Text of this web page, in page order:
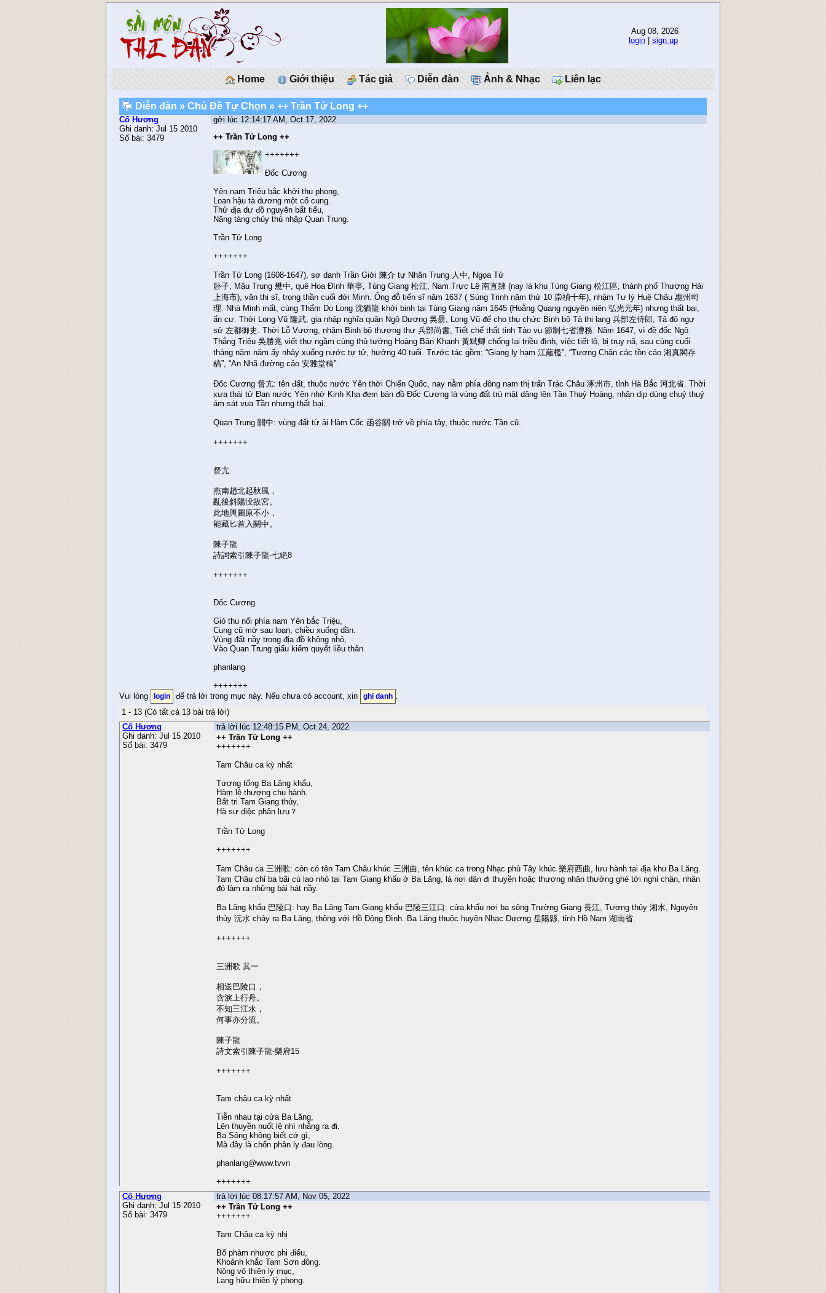
Aug 08, 2026
login
sign up
Home Giới thiệu Tác giả Diễn đàn Ảnh & Nhạc Liên lạc
Diễn đàn »Chủ Ðề Tự Chọn » ++ Trần Tử Long ++
Cố Hương
Ghi danh: Jul 15 2010
Số bài: 3479
gởi lúc 12:14:17 AM, Oct 17, 2022
++ Trần Tử Long ++
+++++++
Đốc Cương
Yên nam Triệu bắc khởi thu phong,
Loạn hậu tà dương một cố cung.
Thử địa dư đồ nguyên bất tiểu,
Năng tàng chủy thủ nhập Quan Trung.
Trần Tử Long
+++++++
Trần Tử Long (1608-1647), sơ danh Trần Giới 陳介 tự Nhân Trung 人中, Ngọa Tử
卧子, Mậu Trung 懋中, quê Hoa Đình 華亭, Tùng Giang 松江, Nam Trực Lệ 南直隸 (nay là khu Tùng Giang 松江區, thành phố Thượng Hải
上海市), văn thi sĩ, trọng thần cuối đời Minh. Ông đỗ tiến sĩ năm 1637 ( Sùng Trinh năm thứ 10 崇禎十年), nhậm Tư lý Huệ Châu 惠州司
理. Nhà Minh mất, cùng Thẩm Do Long 沈猶龍 khởi binh tại Tùng Giang năm 1645 (Hoằng Quang nguyên niên 弘光元年) nhưng thất bại,
ẩn cư. Thời Long Vũ 隆武, gia nhập nghĩa quân Ngô Dương 吳昜, Long Vũ đế cho thụ chức Binh bộ Tả thị lang 兵部左侍郎, Tả đô ngự
sử 左都御史. Thời Lỗ Vương, nhậm Binh bộ thượng thư 兵部尚書, Tiết chế thất tỉnh Tào vụ 節制七省漕務. Năm 1647, vì đề đốc Ngô
Thắng Triệu 吳勝兆 viết thư ngầm cùng thủ tướng Hoàng Bân Khanh 黃斌卿 chống lại triều đình, việc tiết lộ, bị truy nã, sau cùng cuối
tháng năm năm ấy nhảy xuống nước tự tử, hưởng 40 tuổi. Trước tác gồm: “Giang ly hạm 江蘺檻”, “Tương Chân các tồn cảo 湘真閣存
稿”, “An Nhã đường cảo 安雅堂稿”.
Đốc Cương 督亢: tên đất, thuộc nước Yên thời Chiến Quốc, nay nằm phía đông nam thị trấn Trác Châu 涿州市, tỉnh Hà Bắc 河北省. Thời
xưa thái tử Đan nước Yên nhờ Kinh Kha đem bản đồ Đốc Cương là vùng đất trù mật dâng lên Tần Thuỷ Hoàng, nhân dịp dùng chuỷ thuỷ
ám sát vua Tần nhưng thất bại.
Quan Trung 關中: vùng đất từ ải Hàm Cốc 函谷關 trở về phía tây, thuộc nước Tần cũ.
+++++++
督亢
燕南趙北起秋風，
亂後斜陽没故宮。
此地輿圖原不小，
能藏匕首入關中。
陳子龍
詩詞索引陳子龍-七絶8
+++++++
Đốc Cương
Gió thu nổi phía nam Yên bắc Triệu,
Cung cũ mờ sau loạn, chiều xuống dần.
Vùng đất nầy trong địa đồ không nhỏ,
Vào Quan Trung giấu kiếm quyết liều thân.
phanlang
+++++++
Vui lòng
login để trả lời trong mục này. Nếu chưa có account, xin ghi danh
1 - 13 (Có tất cả 13 bài trả lời)
Cố Hương
Ghi danh: Jul 15 2010
Số bài: 3479
trả lời lúc 12:48:15 PM, Oct 24, 2022
++ Trần Tử Long ++
+++++++
Tam Châu ca kỳ nhất
Tương tống Ba Lăng khẩu,
Hàm lệ thượng chu hành.
Bất tri Tam Giang thủy,
Hà sự diệc phân lưu？
Trần Tử Long
+++++++
Tam Châu ca 三洲歌: còn có tên Tam Châu khúc 三洲曲, tên khúc ca trong Nhạc phủ Tây khúc 樂府西曲, lưu hành tại địa khu Ba Lăng.
Tam Châu chỉ ba bãi cù lao nhỏ tại Tam Giang khẩu ở Ba Lăng, là nơi dân đi thuyền hoặc thương nhân thường ghé tới nghỉ chân, nhân
đó làm ra những bài hát nầy.
Ba Lăng khẩu 巴陵口: hay Ba Lăng Tam Giang khẩu 巴陵三江口: cửa khẩu nơi ba sông Trường Giang 長江, Tương thủy 湘水, Nguyên
thủy 沅水 chảy ra Ba Lăng, thông với Hồ Động Đình. Ba Lăng thuộc huyện Nhạc Dương 岳陽縣, tỉnh Hồ Nam 湖南省.
+++++++
三洲歌 其一
相送巴陵口，
含淚上行舟。
不知三江水，
何事亦分流。
陳子龍
詩文索引陳子龍-樂府15
+++++++
Tam châu ca kỳ nhất
Tiễn nhau tại cửa Ba Lăng,
Lên thuyền nuốt lệ nhì nhằng ra đi.
Ba Sông không biết cớ gì,
Mà đây là chốn phân ly đau lòng.
phanlang@www.tvvn
+++++++
Cố Hương
Ghi danh: Jul 15 2010
Số bài: 3479
trả lời lúc 08:17:57 AM, Nov 05, 2022
++ Trần Tử Long ++
+++++++
Tam Châu ca kỳ nhị
Bố phàm nhược phi điểu,
Khoảnh khắc Tam Sơn đông.
Nông vô thiên lý mục,
Lang hữu thiên lý phong.